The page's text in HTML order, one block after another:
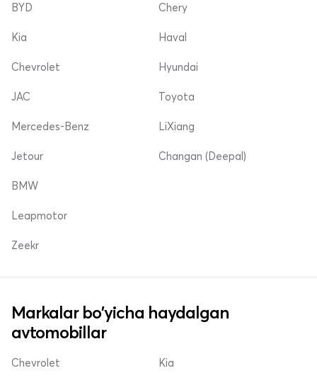
BYD
Kia
Chevrolet
Chery
Haval
Hyundai
JAC
Mercedes-Benz
Jetour
Toyota
LiXiang
Changan (Deepal)
BMW
Leapmotor
Zeekr
Markalar bo'yicha haydalgan
avtomobillar
Chevrolet Kia